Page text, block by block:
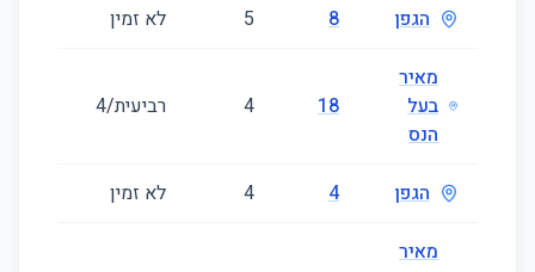
הגפן 8
5 לא זמין
מאיר
בעל
הנס
18
4 רביעית/4
הגפן 4
4 לא זמין
מאיר